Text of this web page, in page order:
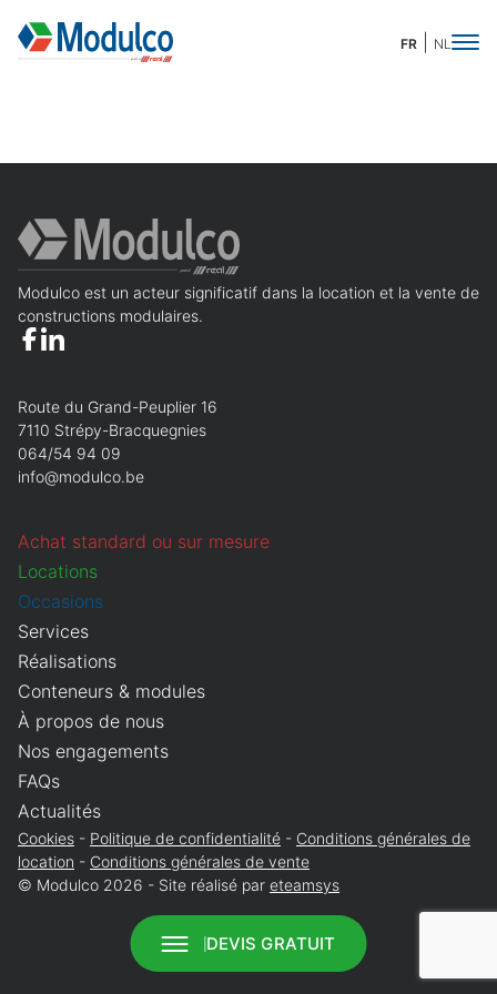
DEVIS GRATUIT
FR NL
Merci de compléter ces quelques informations
pour accéder à la demande en ligne :
Prénom
Téléphone Obligatoire
Vente Location
Annuler
Modulco est un acteur significatif dans la location et la vente de
constructions modulaires.
Route du Grand-Peuplier 16
7110 Strépy-Bracquegnies
064/54 94 09
info@modulco.be
Achat standard ou sur mesure
Locations
Occasions
Services
Réalisations
Conteneurs & modules
À propos de nous
Nos engagements
FAQs
Actualités
© Modulco 2026 - Site réalisé par eteamsys
Cookies Politique de confidentialité
Conditions générales de
location
Conditions générales de vente